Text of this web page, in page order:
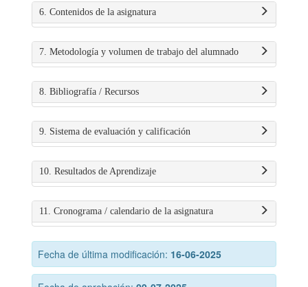
6. Contenidos de la asignatura
7. Metodología y volumen de trabajo del alumnado
8. Bibliografía / Recursos
9. Sistema de evaluación y calificación
10. Resultados de Aprendizaje
11. Cronograma / calendario de la asignatura
Fecha de última modificación: 16-06-2025